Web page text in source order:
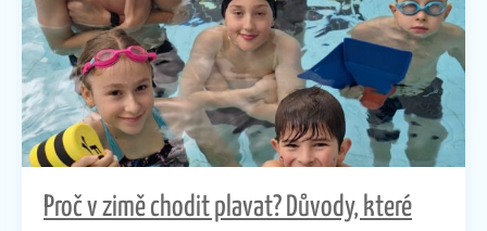
Proč v zimě chodit plavat? Důvody, které